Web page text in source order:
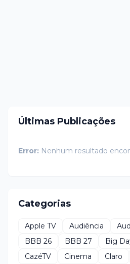
Últimas Publicações
Error: Nenhum resultado
Categorias
Apple TV Audiência
BBB 26
BBB 27 Big
CazéTV
Cinema Claro